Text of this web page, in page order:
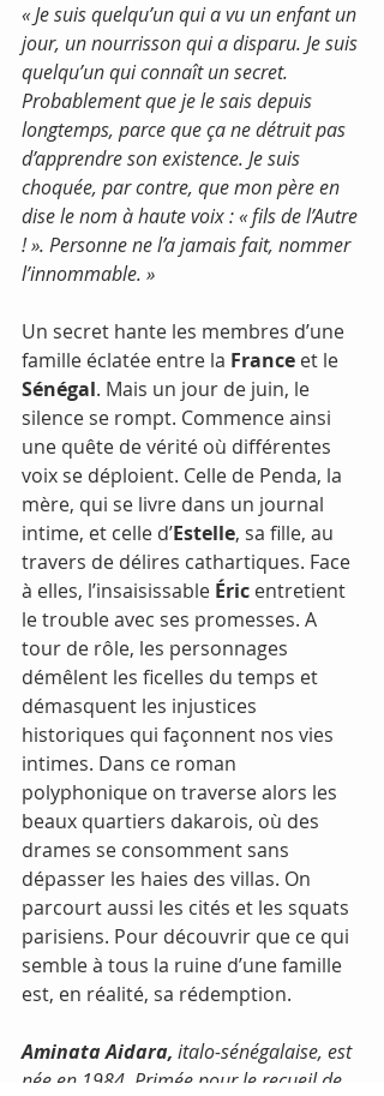
« Je suis quelqu’un qui a vu un enfant un
jour, un nourrisson qui a disparu. Je suis
quelqu’un qui connaît un secret.
Probablement que je le sais depuis
longtemps, parce que ça ne détruit pas
d’apprendre son existence. Je suis
choquée, par contre, que mon père en
dise le nom à haute voix : « fils de l’Autre
! ». Personne ne l’a jamais fait, nommer
l’innommable. »
Un secret hante les membres d’une
famille éclatée entre la France et le
Sénégal. Mais un jour de juin, le
silence se rompt. Commence ainsi
une quête de vérité où différentes
voix se déploient. Celle de Penda, la
mère, qui se livre dans un journal
intime, et celle d’Estelle, sa fille, au
travers de délires cathartiques. Face
à elles, l’insaisissable Éric entretient
le trouble avec ses promesses. A
tour de rôle, les personnages
démêlent les ficelles du temps et
démasquent les injustices
historiques qui façonnent nos vies
intimes. Dans ce roman
polyphonique on traverse alors les
beaux quartiers dakarois, où des
drames se consomment sans
dépasser les haies des villas. On
parcourt aussi les cités et les squats
parisiens. Pour découvrir que ce qui
semble à tous la ruine d’une famille
est, en réalité, sa rédemption.
Aminata Aidara, italo-sénégalaise, est
née en 1984. Primée pour le recueil de